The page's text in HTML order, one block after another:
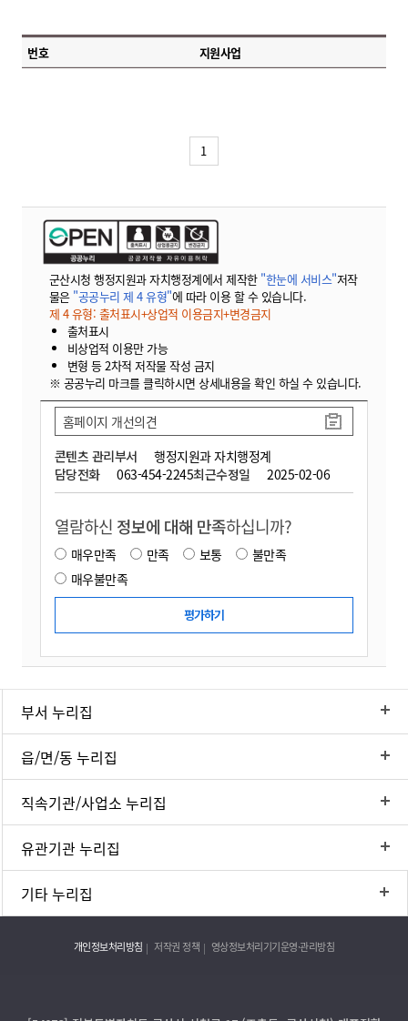
번호 지원사업
1
군산시청 행정지원과 자치행정계에서 제작한 "한눈에 서비스"저작
물은 "공공누리 제 4 유형"에 따라 이용 할 수 있습니다.
제 4 유형: 출처표시+상업적 이용금지+변경금지
출처표시
비상업적 이용만 가능
변형 등 2차적 저작물 작성 금지
※ 공공누리 마크를 클릭하시면 상세내용을 확인 하실 수 있습니다.
콘텐츠 관리부서
행정지원과 자치행정계
담당전화
063-454-2245최근수정일 2025-02-06
홈페이지 개선의견
열람하신 정보에 대해 만족하십니까?
매우만족 만족 보통
불만족
매우불만족
부서 누리집
읍/면/동 누리집
직속기관/사업소 누리집
유관기관 누리집
기타 누리집
개인정보처리방침 저작권 정책 영상정보처리기기운영·관리방침